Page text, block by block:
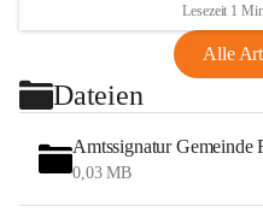
Lesezeit 1
Alle
Dateien
Amtssignatur Gemeinde
0,03 MB